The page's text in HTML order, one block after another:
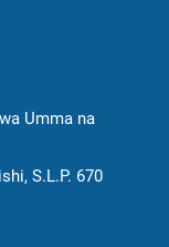
Umma na
S.L.P. 670